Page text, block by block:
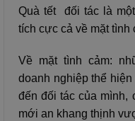
Quà tết đối tác là
tích cực cả về mặt tình
Về mặt tình cảm:
doanh nghiệp thể
đến đối tác của mình,
mới an khang thịnh